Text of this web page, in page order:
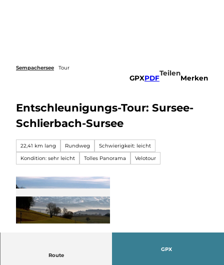
Sempachersee Tour
GPXPDF
Teilen
Merken
Entschleunigungs-Tour: Sursee-
Schlierbach-Sursee
22,41 km lang Rundweg
Schwierigkeit: leicht
Kondition: sehr leicht
Tolles Panorama Velotour
Route
GPX